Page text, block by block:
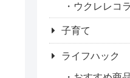
ウクレレコ
子育て
ライフハック